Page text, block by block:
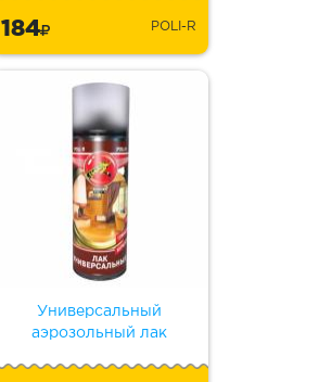
184 POLI-R
Универсальный
аэрозольный лак